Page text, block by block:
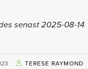
senast 2025-08-14
TERESE RAYMOND